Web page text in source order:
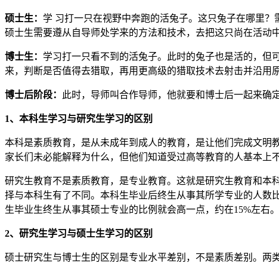
硕士生： 学 习打一只在视野中奔跑的活兔子。这只兔子在哪里
硕士生需要遵从自导师处学来的方法和技术，去把这只尚在活动
博士生： 学习打一只看不到的活兔子。此时的兔子也是活的，
来，判断是否值得去猎取，再用更高级的猎取技术去射击并沿用
博士后阶段： 此时，导师叫合作导师，他就要和博士后一起来确
1、本科生学习与研究生学习的区别
本科是素质教育，是从未成年到成人的教育，是让他们完成文明
家长们未必能解释为什么，但他们知道受过高等教育的人基本上
研究生教育不是素质教育，是专业教育。这就是研究生教育和
择与本科生有了不同。本科生毕业后终生从事其所学专业的人数
生毕业生终生从事其硕士专业的比例就会高一点，约在15%左右
2、研究生学习与硕士生学习的区别
硕士研究生与博士生的区别是专业水平差别，不是素质差别。